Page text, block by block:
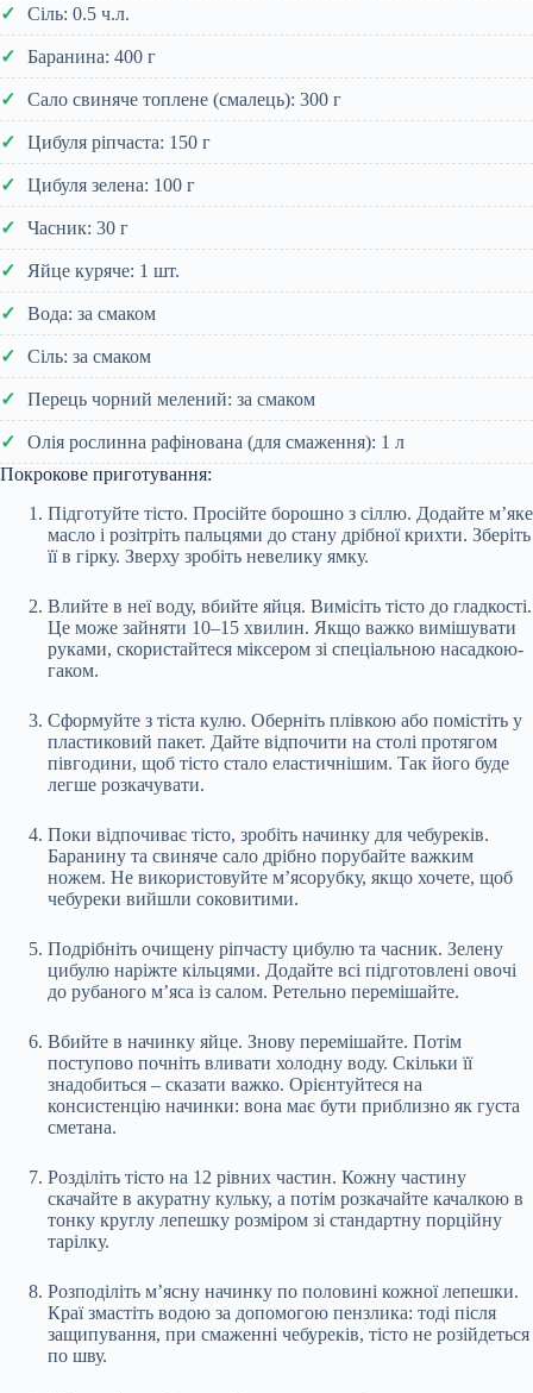
Сіль: 0.5 ч.л.
Баранина: 400 г
Сало свиняче топлене (смалець): 300 г
Цибуля ріпчаста: 150 г
Цибуля зелена: 100 г
Часник: 30 г
Яйце куряче: 1 шт.
Вода: за смаком
Сіль: за смаком
Перець чорний мелений: за смаком
Олія рослинна рафінована (для смаження): 1 л
Покрокове приготування:
Підготуйте тісто. Просійте борошно з сіллю. Додайте м’яке
масло і розітріть пальцями до стану дрібної крихти. Зберіть
її в гірку. Зверху зробіть невелику ямку.
Влийте в неї воду, вбийте яйця. Вимісіть тісто до гладкості.
Це може зайняти 10–15 хвилин. Якщо важко вимішувати
руками, скористайтеся міксером зі спеціальною насадкою-
гаком.
Сформуйте з тіста кулю. Оберніть плівкою або помістіть у
пластиковий пакет. Дайте відпочити на столі протягом
півгодини, щоб тісто стало еластичнішим. Так його буде
легше розкачувати.
Поки відпочиває тісто, зробіть начинку для чебуреків.
Баранину та свиняче сало дрібно порубайте важким
ножем. Не використовуйте м’ясорубку, якщо хочете, щоб
чебуреки вийшли соковитими.
Подрібніть очищену ріпчасту цибулю та часник. Зелену
цибулю наріжте кільцями. Додайте всі підготовлені овочі
до рубаного м’яса із салом. Ретельно перемішайте.
Вбийте в начинку яйце. Знову перемішайте. Потім
поступово почніть вливати холодну воду. Скільки її
знадобиться – сказати важко. Орієнтуйтеся на
консистенцію начинки: вона має бути приблизно як густа
сметана.
Розділіть тісто на 12 рівних частин. Кожну частину
скачайте в акуратну кульку, а потім розкачайте качалкою в
тонку круглу лепешку розміром зі стандартну порційну
тарілку.
Розподіліть м’ясну начинку по половині кожної лепешки.
Краї змастіть водою за допомогою пензлика: тоді після
защипування, при смаженні чебуреків, тісто не розійдеться
по шву.